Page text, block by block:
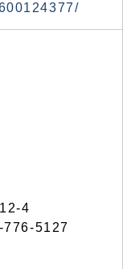
4
776-5127